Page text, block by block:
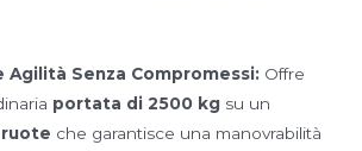
Agilità Senza Compromessi: Offre
portata di 2500 kg su un
che garantisce una manovrabilità